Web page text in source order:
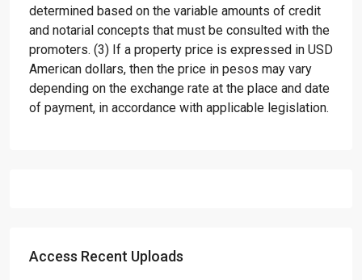
determined based on the variable amounts of credit
and notarial concepts that must be consulted with the
promoters. (3) If a property price is expressed in USD
American dollars, then the price in pesos may vary
depending on the exchange rate at the place and date
of payment, in accordance with applicable legislation.
Access Recent Uploads